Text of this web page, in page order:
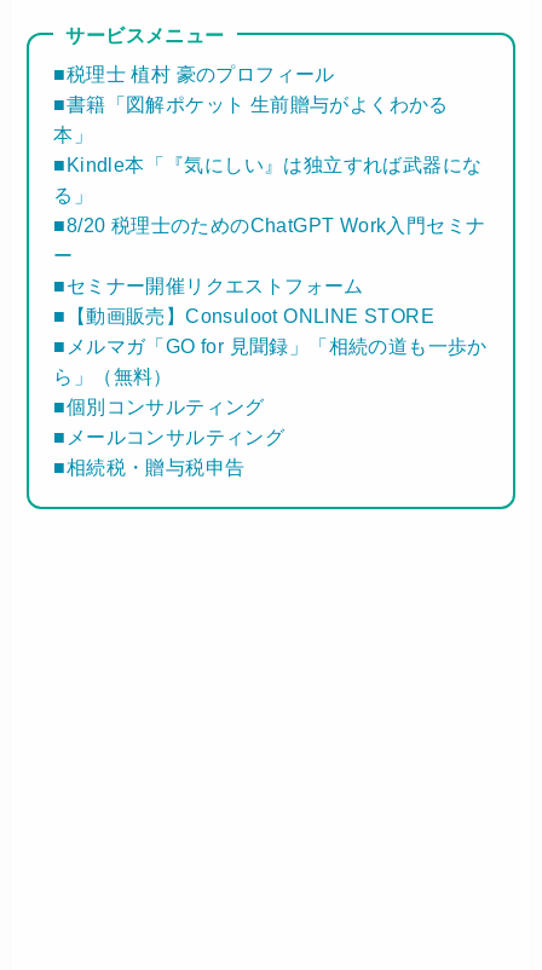
サービスメニュー
■税理士 植村 豪のプロフィール
■書籍「図解ポケット 生前贈与がよくわかる
本」
■Kindle本「『気にしい』は独立すれば武器にな
る」
■8/20 税理士のためのChatGPT Work入門セミナ
ー
■セミナー開催リクエストフォーム
■【動画販売】Consuloot ONLINE STORE
■メルマガ「GO for 見聞録」「相続の道も一歩か
ら」（無料）
■個別コンサルティング
■メールコンサルティング
■相続税・贈与税申告